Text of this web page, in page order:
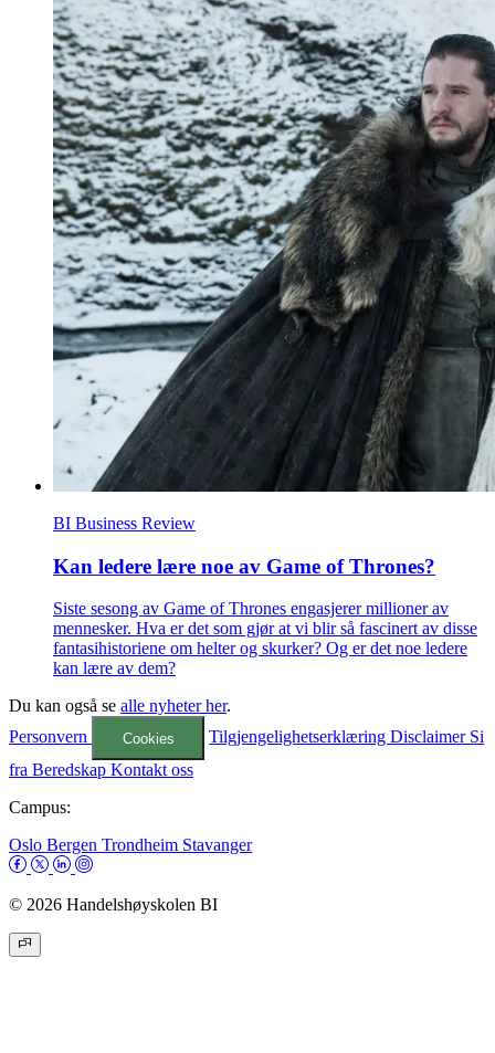
BI Business Review
Kan ledere lære noe av Game of Thrones?
Siste sesong av Game of Thrones engasjerer millioner av
mennesker. Hva er det som gjør at vi blir så fascinert av disse
fantasihistoriene om helter og skurker? Og er det noe ledere
kan lære av dem?
Du kan også se alle nyheter her.
Personvern
Cookies TilgjengelighetserklæringDisclaimer Si
fra Beredskap Kontakt oss
Campus:
Oslo Bergen Trondheim Stavanger
© 2026 Handelshøyskolen BI